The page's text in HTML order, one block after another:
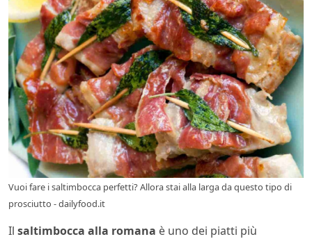
Vuoi fare i saltimbocca perfetti? Allora stai alla larga da questo tipo di
prosciutto - dailyfood.it
Il saltimbocca alla romana è uno dei piatti più